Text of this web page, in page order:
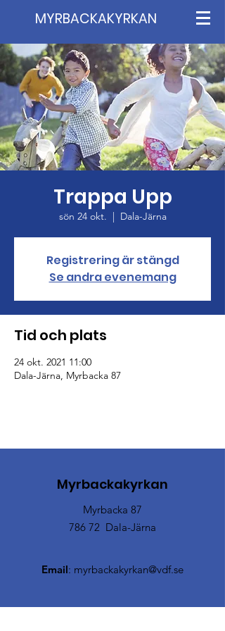
MYRBACKAKYRKAN
Trappa Upp
sön 24 okt.
  |
Dala-Järna
Registrering är stängd
Se andra evenemang
Tid och plats
24 okt. 2021 11:00
Dala-Järna, Myrbacka 87
Myrbackakyrkan
Myrbacka 87
786 72 Dala-Järna
Email: myrbackakyrkan@vdf.se